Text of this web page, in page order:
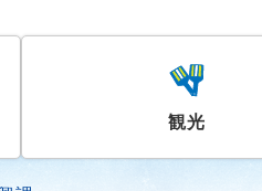
観光